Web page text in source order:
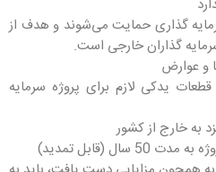
گذاری حمایت می‌شوند و هدف از
گذاران خارجی است.
و عوارض
یدکی لازم برای پروژه سرمایه
به خارج از کشور
(قابل تمدید)